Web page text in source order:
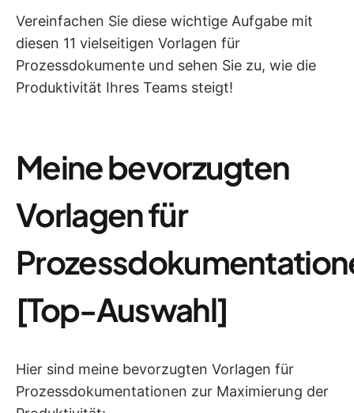
Vereinfachen Sie diese wichtige Aufgabe mit
diesen 11 vielseitigen Vorlagen für
Prozessdokumente und sehen Sie zu, wie die
Produktivität Ihres Teams steigt!
Meine bevorzugten
Vorlagen für
[Top-Auswahl]
Hier sind meine bevorzugten Vorlagen für
Prozessdokumentationen zur Maximierung der